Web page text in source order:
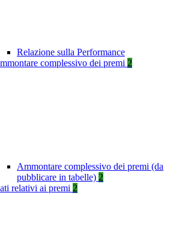
Relazione sulla Performance
complessivo dei premi 2
Ammontare complessivo dei premi (da
pubblicare in tabelle) 2
relativi ai premi 2